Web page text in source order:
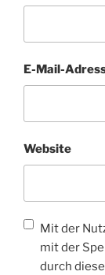
E-Mail-
Website
Mit der
mit der
durch